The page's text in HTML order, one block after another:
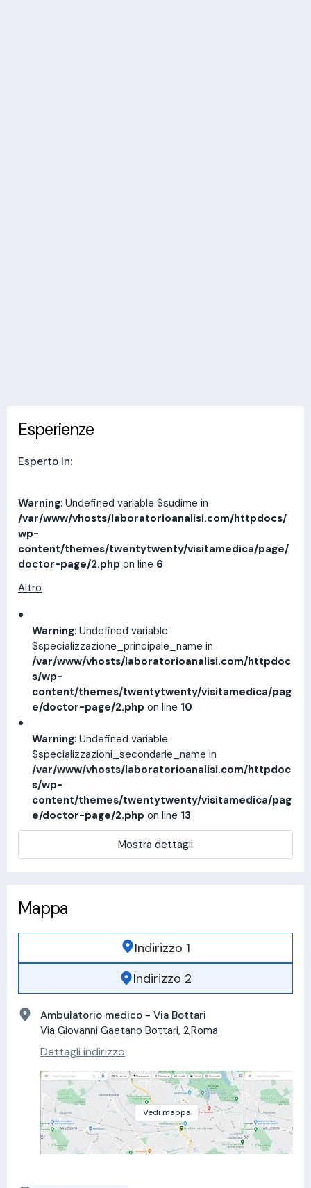
Esperienze
Esperto in:
Warning: Undefined variable $sudime in
/var/www/vhosts/laboratorioanalisi.com/httpdocs/
wp-
content/themes/twentytwenty/visitamedica/page/
doctor-page/2.php on line 6
Altro
Warning: Undefined variable
$specializzazione_principale_name in
/var/www/vhosts/laboratorioanalisi.com/httpdoc
s/wp-
content/themes/twentytwenty/visitamedica/pag
e/doctor-page/2.php on line 10
Warning: Undefined variable
$specializzazioni_secondarie_name in
/var/www/vhosts/laboratorioanalisi.com/httpdoc
s/wp-
content/themes/twentytwenty/visitamedica/pag
e/doctor-page/2.php on line 13
Mostra dettagli
Mappa
Indirizzo 1
Indirizzo 2
Ambulatorio medico - Via Bottari
Via Giovanni Gaetano Bottari, 2,Roma
Dettagli indirizzo
Vedi mappa